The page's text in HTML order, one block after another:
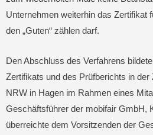
Unternehmen weiterhin das Zertifikat
den „Guten“ zählen darf.
Den Abschluss des Verfahrens
Zertifikats und des Prüfberichts in der
NRW in Hagen im Rahmen eines
Geschäftsführer der mobifair GmbH,
überreichte dem Vorsitzenden der